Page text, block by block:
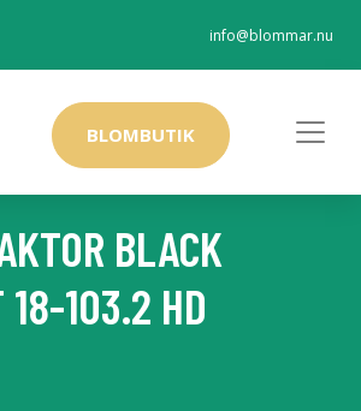
info@blommar.nu
BLOMBUTIK
BLACK
18-103.2 HD